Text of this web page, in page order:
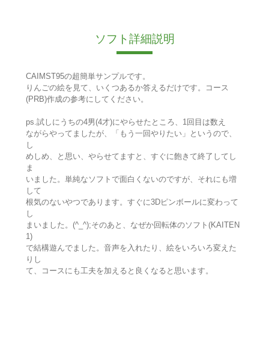
ソフト詳細説明
CAIMST95の超簡単サンプルです。
りんごの絵を見て、いくつあるか答えるだけです。コース
(PRB)作成の参考にしてください。
ps.試しにうちの4男(4才)にやらせたところ、1回目は数え
ながらやってましたが、「もう一回やりたい」というので、
し
めしめ、と思い、やらせてますと、すぐに飽きて終了してし
ま
いました。単純なソフトで面白くないのですが、それにも増
して
根気のないやつであります。すぐに3Dピンボールに変わって
し
まいました。(^_^);そのあと、なぜか回転体のソフト(KAITEN
1)
で結構遊んでました。音声を入れたり、絵をいろいろ変えた
りし
て、コースにも工夫を加えると良くなると思います。